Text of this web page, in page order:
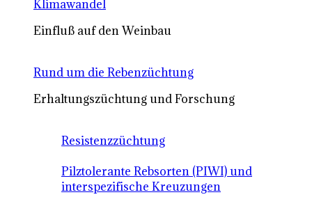
Klimawandel
Einfluß auf den Weinbau
Rund um die Rebenzüchtung
Erhaltungszüchtung und Forschung
Resistenzzüchtung
Pilztolerante Rebsorten (PIWI) und
interspezifische Kreuzungen